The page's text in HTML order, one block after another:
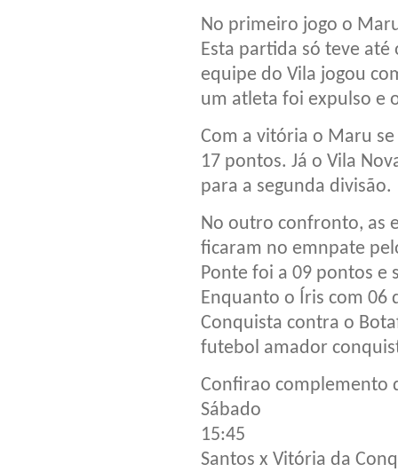
No primeiro jogo o
Esta partida só teve
equipe do Vila jogou
um atleta foi expulso e
Com a vitória o Maru
17 pontos. Já o Vila
para a segunda divisão.
No outro confronto, as
ficaram no emnpate
Ponte foi a 09 pontos e
Enquanto o Íris com 06
Conquista contra o
futebol amador
Confirao complemento
Sábado
15:45
Santos x Vitória da